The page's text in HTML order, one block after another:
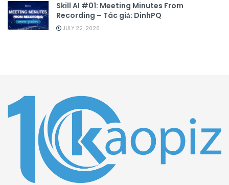
Skill AI #01: Meeting Minutes From
Recording – Tác giả: DinhPQ
JULY 22, 2026